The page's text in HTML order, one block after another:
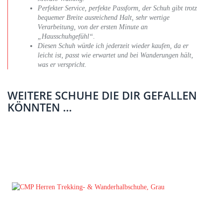
Perfekter Service, perfekte Passform, der Schuh gibt trotz
bequemer Breite ausreichend Halt, sehr wertige
Verarbeitung, von der ersten Minute an
„Hausschuhgefühl“.
Diesen Schuh würde ich jederzeit wieder kaufen, da er
leicht ist, passt wie erwartet und bei Wanderungen hält,
was er verspricht.
WEITERE SCHUHE DIE DIR GEFALLEN
KÖNNTEN ...